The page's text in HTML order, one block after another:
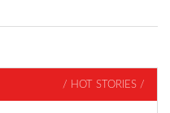
/ HOT STORIES /